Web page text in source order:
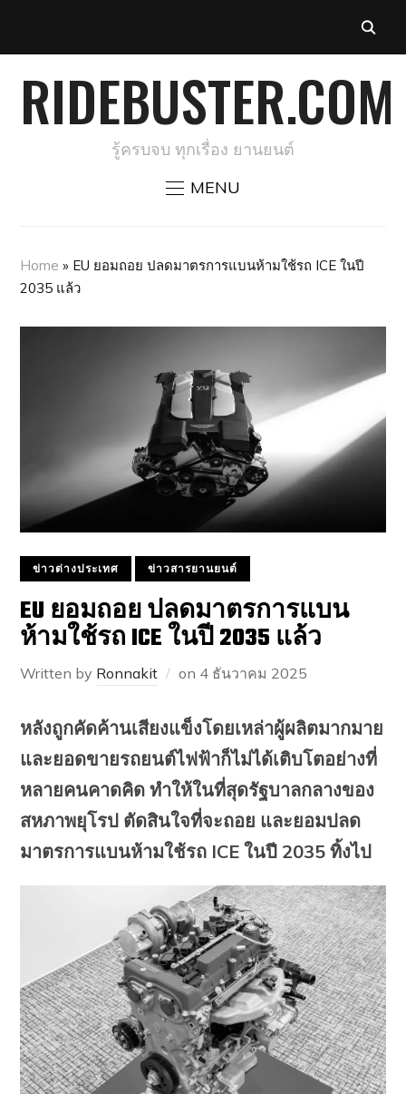
RIDEBUSTER.COM
รู้ครบจบ ทุกเรื่อง ยานยนต์
MENU
Home » EU ยอมถอย ปลดมาตรการแบนห้ามใช้รถ ICE ในปี
2035 แล้ว
ข่าวต่างประเทศ ข่าวสารยานยนต์
EU ยอมถอย ปลดมาตรการแบน
ห้ามใช้รถ ICE ในปี 2035 แล้ว
Written by Ronnakit on 4 ธันวาคม 2025
หลังถูกคัดค้านเสียงแข็งโดยเหล่าผู้ผลิตมากมาย
และยอดขายรถยนต์ไฟฟ้าก็ไม่ได้เติบโตอย่างที่
หลายคนคาดคิด ทำให้ในที่สุดรัฐบาลกลางของ
สหภาพยุโรป ตัดสินใจที่จะถอย และยอมปลด
มาตรการแบนห้ามใช้รถ ICE ในปี 2035 ทิ้งไป